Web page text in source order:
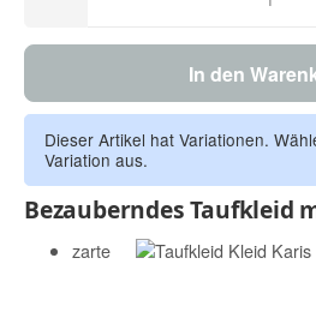
In den
Dieser Artikel hat Variationen.
Variation aus.
Bezauberndes Taufkleid
zarte